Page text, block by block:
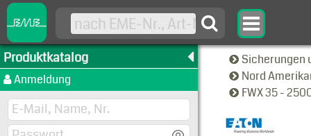
Produktkatalog
Anmeldung
Sicherungen
Nord
FWX 35 -